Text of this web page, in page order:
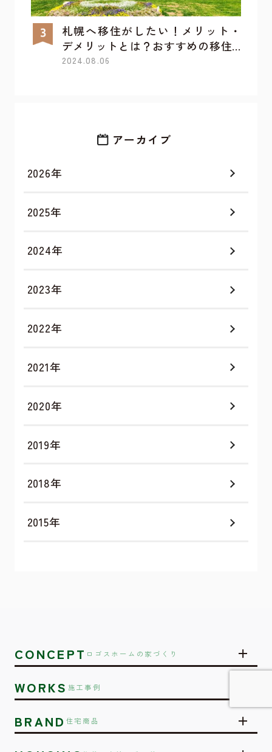
札幌へ移住がしたい！メリット・
デメリットとは？おすすめの移住...
2024.08.06
アーカイブ
2026年
2025年
2024年
2023年
2022年
2021年
2020年
2019年
2018年
2015年
CONCEPT ロゴスホームの家づくり
WORKS 施工事例
BRAND 住宅商品